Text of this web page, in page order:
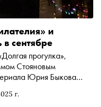
г.
и
сентябре
прогулка»,
Стояновым
Юрия Быкова